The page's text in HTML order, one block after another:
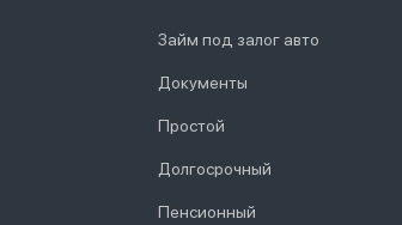
Займ под залог авто
Документы
Простой
Долгосрочный
Пенсионный